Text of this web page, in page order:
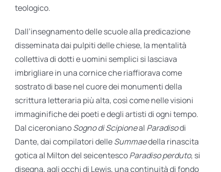
teologico.
Dall’insegnamento delle scuole alla predicazione
disseminata dai pulpiti delle chiese, la mentalità
collettiva di dotti e uomini semplici si lasciava
imbrigliare in una cornice che riaffiorava come
sostrato di base nel cuore dei monumenti della
scrittura letteraria più alta, così come nelle visioni
immaginifiche dei poeti e degli artisti di ogni tempo.
Dal ciceronianoSogno di Scipioneal Paradisodi
Dante, dai compilatori delleSummaedella rinascita
gotica al Milton del seicentescoParadisoperduto, si
disegna, agli occhi di Lewis, una continuità di fondo